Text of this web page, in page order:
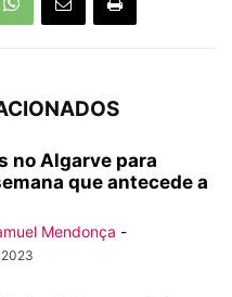
no Algarve para
que antecede a
Mendonça -